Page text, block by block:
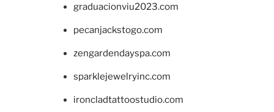
graduacionviu2023.com
pecanjackstogo.com
zengardendayspa.com
sparklejewelryinc.com
ironcladtattoostudio.com